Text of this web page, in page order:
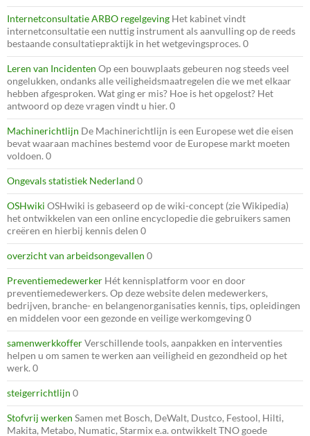
Internetconsultatie ARBO regelgeving Het kabinet vindt
internetconsultatie een nuttig instrument als aanvulling op de reeds
bestaande consultatiepraktijk in het wetgevingsproces. 0
Leren van Incidenten Op een bouwplaats gebeuren nog steeds veel
ongelukken, ondanks alle veiligheidsmaatregelen die we met elkaar
hebben afgesproken. Wat ging er mis? Hoe is het opgelost? Het
antwoord op deze vragen vindt u hier. 0
Machinerichtlijn De Machinerichtlijn is een Europese wet die eisen
bevat waaraan machines bestemd voor de Europese markt moeten
voldoen. 0
Ongevals statistiek Nederland 0
OSHwiki OSHwiki is gebaseerd op de wiki-concept (zie Wikipedia)
het ontwikkelen van een online encyclopedie die gebruikers samen
creëren en hierbij kennis delen 0
overzicht van arbeidsongevallen 0
Preventiemedewerker Hét kennisplatform voor en door
preventiemedewerkers. Op deze website delen medewerkers,
bedrijven, branche- en belangenorganisaties kennis, tips, opleidingen
en middelen voor een gezonde en veilige werkomgeving 0
samenwerkkofferVerschillende tools, aanpakken en interventies
helpen u om samen te werken aan veiligheid en gezondheid op het
werk. 0
steigerrichtlijn 0
Stofvrij werken Samen met Bosch, DeWalt, Dustco, Festool, Hilti,
Makita, Metabo, Numatic, Starmix e.a. ontwikkelt TNO goede